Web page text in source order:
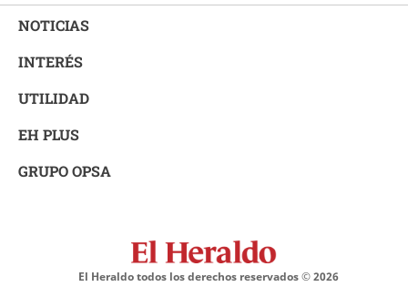
NOTICIAS
INTERÉS
UTILIDAD
EH PLUS
GRUPO OPSA
El Heraldo todos los derechos reservados ©2026